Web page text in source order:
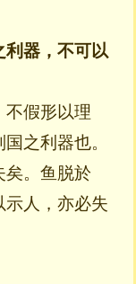
利器，不可以
不假形以理
之利器也。
矣。鱼脱於
示人，亦必失